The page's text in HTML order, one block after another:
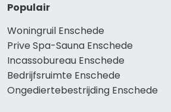
Populair
Woningruil Enschede
Prive Spa-Sauna Enschede
Incassobureau Enschede
Bedrijfsruimte Enschede
Ongediertebestrijding Enschede